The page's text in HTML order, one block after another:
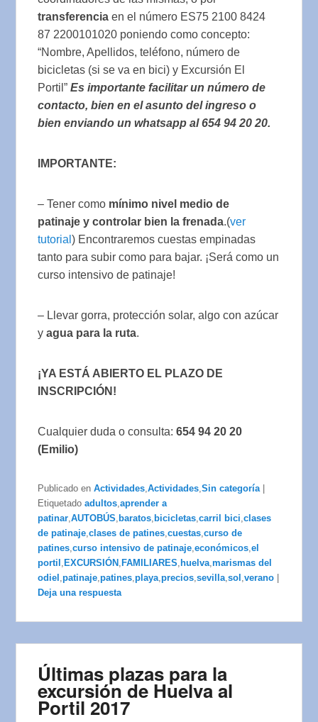
transferencia en el número ES75 2100 8424
87 2200101020 poniendo como concepto:
“Nombre, Apellidos, teléfono, número de
bicicletas (si se va en bici) y Excursión El
Portil”Es importante facilitar un número de
contacto, bien en el asunto del ingreso o
bien enviando un whatsapp al 654 94 20 20.
IMPORTANTE:
– Tener como mínimo nivel medio de
patinaje y controlar bien la frenada.(ver
tutorial ) Encontraremos cuestas empinadas
tanto para subir como para bajar. ¡Será como un
curso intensivo de patinaje!
– Llevar gorra, protección solar, algo con azúcar
yagua para la ruta.
¡YA ESTÁ ABIERTO EL PLAZO DE
INSCRIPCIÓN!
Cualquier duda o consulta:654 94 20 20
(Emilio)
Publicado en Actividades,Actividades,Sin categoría
Etiquetado adultos,aprender a
patinar,AUTOBÚS, baratos, bicicletas,carril bici,clases
de patinaje,clases de patines,cuestas,curso de
patines,curso intensivo de patinaje,económicos,el
portil , EXCURSIÓN , FAMILIARES, huelva,marismas del
odiel ,patinaje,patines,playa,precios,sevilla,sol ,verano
Deja una respuesta
Últimas plazas para la
excursión de Huelva al
Portil 2017